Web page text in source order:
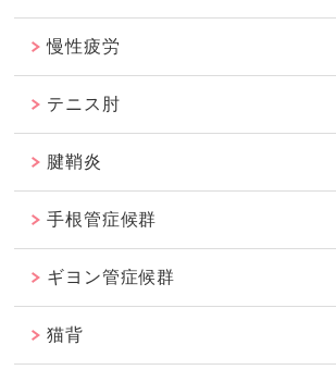
慢性疲労
テニス肘
腱鞘炎
手根管症候群
ギヨン管症候群
猫背